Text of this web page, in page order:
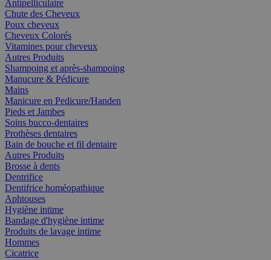
Antipelliculaire
Chute des Cheveux
Poux cheveux
Cheveux Colorés
Vitamines pour cheveux
Autres Produits
Shampoing et après-shampoing
Manucure & Pédicure
Mains
Manicure en Pedicure/Handen
Pieds et Jambes
Soins bucco-dentaires
Prothèses dentaires
Bain de bouche et fil dentaire
Autres Produits
Brosse à dents
Dentrifice
Dentifrice homéopathique
Aphtouses
Hygiène intime
Bandage d'hygiène intime
Produits de lavage intime
Hommes
Cicatrice